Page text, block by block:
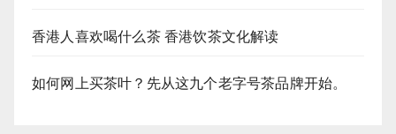
香港人喜欢喝什么茶 香港饮茶文化解读
如何网上买茶叶？先从这九个老字号茶品牌开始。